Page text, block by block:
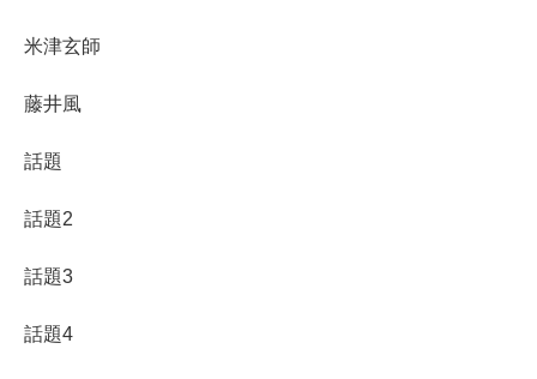
米津玄師
藤井風
話題
話題2
話題3
話題4